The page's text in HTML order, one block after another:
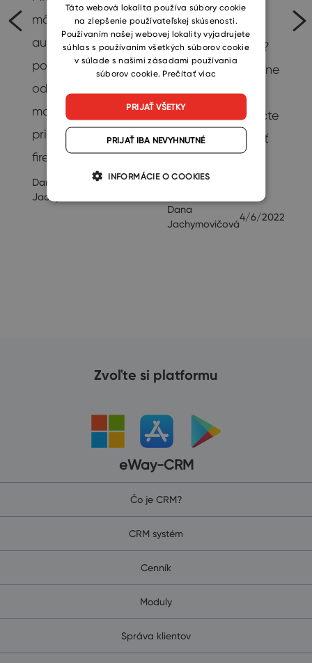
môžete nastaviť
automatický
podpis pre
odchádzajúce e-
maily? Podpis ľahko
prispôsobíte vašej
firemnej identite,…
Dana
Jachymovičová
Chystáte sa na
predĺžený víkend?
Alebo máte v pláne
nejakú inú
dovolenku? Naučte
sa, ako si nastaviť
odpoveď “Out…
Dana
Jachymovičová
4/6/2022
Zvoľte si platformu
eWay-CRM
Čo je CRM?
CRM systém
Cenník
Moduly
Správa klientov
SLOVAK
Táto webová lokalita používa súbory cookie
na zlepšenie používateľskej skúsenosti.
Používaním našej webovej lokality vyjadrujete
súhlas s používaním všetkých súborov cookie
v súlade s našimi zásadami používania
súborov cookie. Prečítať viac
PRIJAŤ VŠETKY
PRIJAŤ IBA NEVYHNUTNÉ
INFORMÁCIE O COOKIES